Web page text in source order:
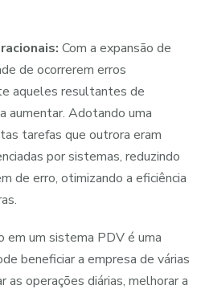
Com a expansão de
de ocorrerem erros
aqueles resultantes de
aumentar. Adotando uma
tarefas que outrora eram
por sistemas, reduzindo
de erro, otimizando a eficiência
em um sistema PDV é uma
beneficiar a empresa de várias
as operações diárias, melhorar a